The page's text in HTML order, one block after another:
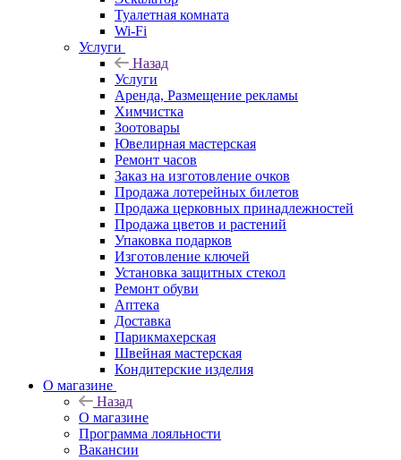
Туалетная комната
Wi-Fi
Услуги
Назад
Услуги
Аренда, Размещение рекламы
Химчистка
Зоотовары
Ювелирная мастерская
Ремонт часов
Заказ на изготовление очков
Продажа лотерейных билетов
Продажа церковных принадлежностей
Продажа цветов и растений
Упаковка подарков
Изготовление ключей
Установка защитных стекол
Ремонт обуви
Аптека
Доставка
Парикмахерская
Швейная мастерская
Кондитерские изделия
О магазине
Назад
О магазине
Программа лояльности
Вакансии